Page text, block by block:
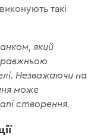
такі
який
Незважаючи на
може
створення.